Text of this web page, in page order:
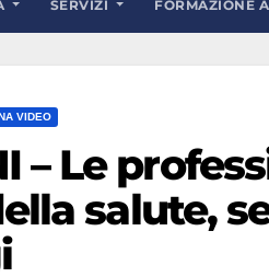
SERVIZI FORMAZIONE
VIDEO
– Le
salute,